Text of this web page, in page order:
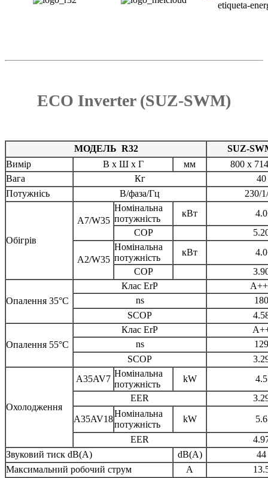
ECO Inverter (SUZ-SWM)
МОДЕЛЬ R32
SUZ-
Вимір
В х Ш х Г мм
800 x
Вага
Кг
40
Потужнісь
В/фаза/Гц 230/
Обігрів
A7/W35
Номінальна
потужність
кВт
4.0
COP
A2/W35
Номінальна
потужність
кВт
4.0
COP
Опалення 35°C
Клас ErP
ns
180
SCOP
Опалення 55°C
Клас ErP
ns
129
SCOP
Охолодження
A35AV7
Номінальна
потужність
kW
4.5
EER
A35AV18
Номінальна
потужність
kW
5.6
EER
Звуковий тиск dB(A)
dB(A)
44
Максимальний робочий струм
A